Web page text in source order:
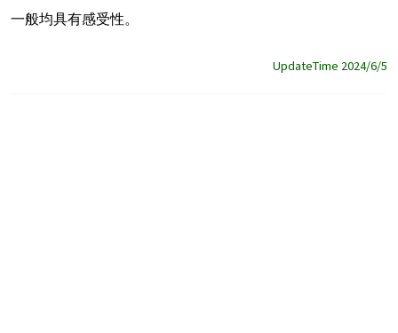
一般均具有感受性。
UpdateTime 2024/6/5